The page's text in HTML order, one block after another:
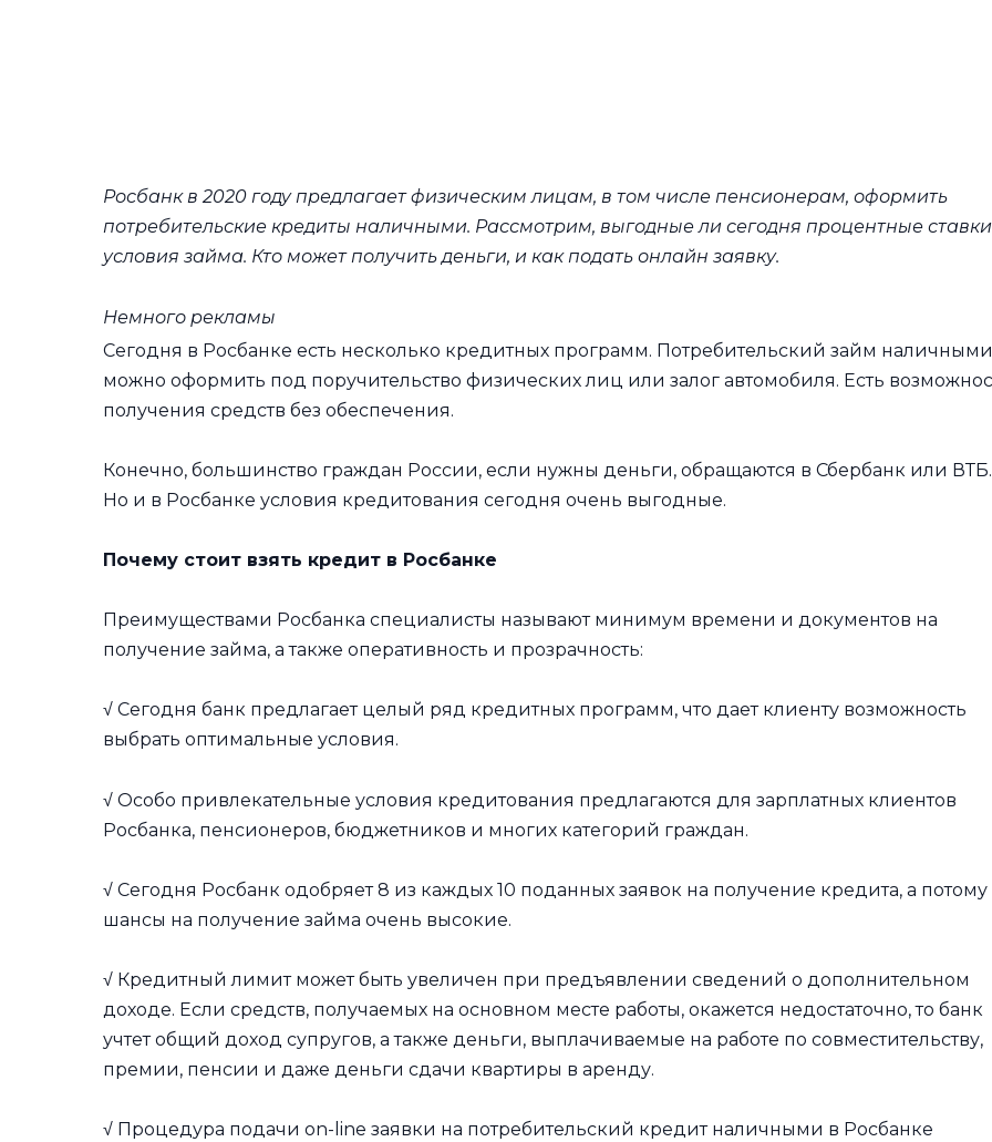
Росбанк в 2020 году предлагает физическим лицам, в том числе пенсионерам, оформить
потребительские кредиты наличными. Рассмотрим, выгодные ли сегодня процентные
условия займа. Кто может получить деньги, и как подать онлайн заявку.
Немного рекламы
Сегодня в Росбанке есть несколько кредитных программ. Потребительский займ наличными
можно оформить под поручительство физических лиц или залог автомобиля. Есть
получения средств без обеспечения.
Конечно, большинство граждан России, если нужны деньги, обращаются в Сбербанк или ВТБ.
Но и в Росбанке условия кредитования сегодня очень выгодные.
Почему стоит взять кредит в Росбанке
Преимуществами Росбанка специалисты называют минимум времени и документов на
получение займа, а также оперативность и прозрачность:
√ Сегодня банк предлагает целый ряд кредитных программ, что дает клиенту возможность
выбрать оптимальные условия.
√ Особо привлекательные условия кредитования предлагаются для зарплатных клиентов
Росбанка, пенсионеров, бюджетников и многих категорий граждан.
√ Сегодня Росбанк одобряет 8 из каждых 10 поданных заявок на получение кредита, а потому
шансы на получение займа очень высокие.
√ Кредитный лимит может быть увеличен при предъявлении сведений о дополнительном
доходе. Если средств, получаемых на основном месте работы, окажется недостаточно, то банк
учтет общий доход супругов, а также деньги, выплачиваемые на работе по совместительству,
премии, пенсии и даже деньги сдачи квартиры в аренду.
√ Процедура подачи on-line заявки на потребительский кредит наличными в Росбанке